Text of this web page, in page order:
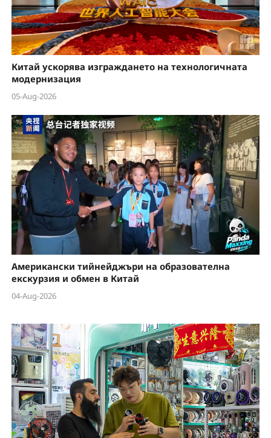
Китай ускорява изграждането на технологичната
модернизация
05-Aug-2026
Американски тийнейджъри на образователна
екскурзия и обмен в Китай
04-Aug-2026